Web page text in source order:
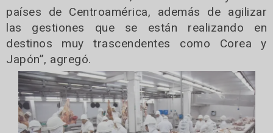
países de Centroamérica, además de agilizar
las gestiones que se están realizando en
destinos muy trascendentes como Corea y
Japón”, agregó.